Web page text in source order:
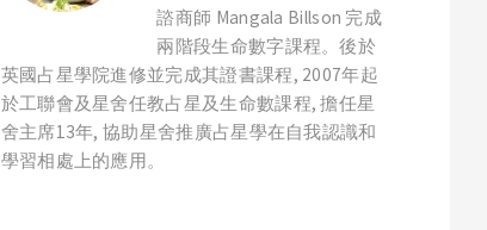
諮商師 Mangala Billson 完成
兩階段生命數字課程。後於
英國占星學院進修並完成其證書課程, 2007年起
於工聯會及星舍任教占星及生命數課程, 擔任星
舍主席13年, 協助星舍推廣占星學在自我認識和
學習相處上的應用。